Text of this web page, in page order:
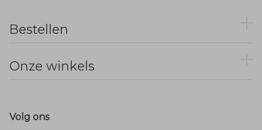
Bestellen
Onze winkels
Volg ons